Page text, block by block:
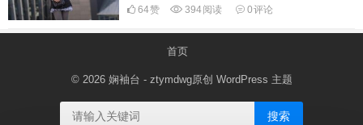
64赞 394阅读 0评论
首页
© 2026 娴袖台 - ztymdwg原创 WordPress 主题
搜索